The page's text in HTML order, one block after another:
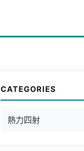
CATEGORIES
熱力四射